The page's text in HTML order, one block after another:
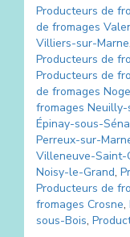
Producteurs de
de fromages
Villiers-sur-Marne,
Producteurs de
Producteurs de
de fromages
fromages Neuilly-
Épinay-sous-
Perreux-sur-
Villeneuve-Saint-
Noisy-le-Grand,
Producteurs de
fromages Crosne,
sous-Bois,